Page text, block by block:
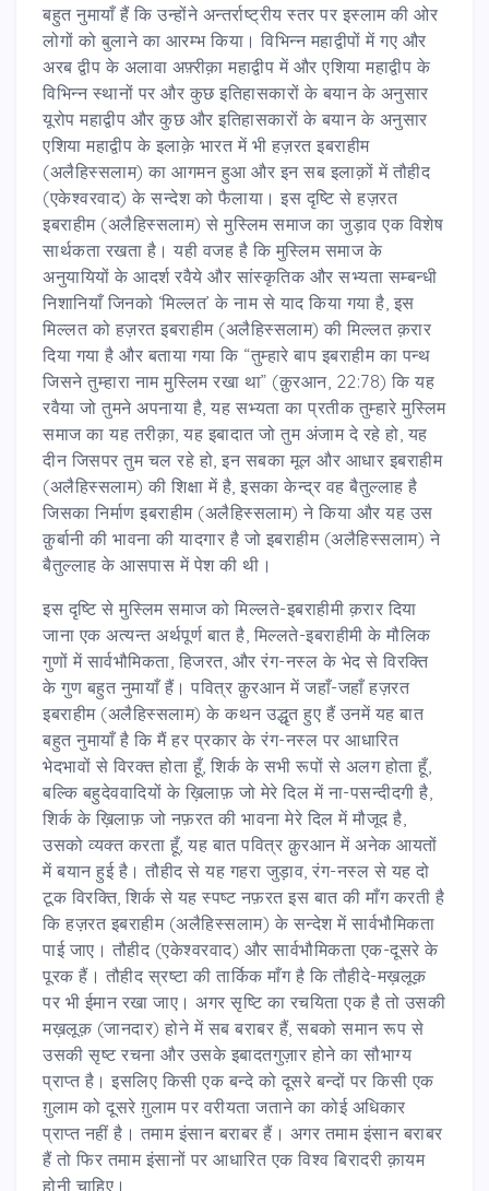
बहुत नुमायाँ हैं कि उन्होंने अन्तर्राष्ट्रीय स्तर पर इस्लाम की ओर
लोगों को बुलाने का आरम्भ किया। विभिन्न महाद्वीपों में गए और
अरब द्वीप के अलावा अफ़्रीक़ा महाद्वीप में और एशिया महाद्वीप के
विभिन्न स्थानों पर और कुछ इतिहासकारों के बयान के अनुसार
यूरोप महाद्वीप और कुछ और इतिहासकारों के बयान के अनुसार
एशिया महाद्वीप के इलाक़े भारत में भी हज़रत इबराहीम
(अलैहिस्सलाम) का आगमन हुआ और इन सब इलाक़ों में तौहीद
(एकेश्वरवाद) के सन्देश को फैलाया। इस दृष्टि से हज़रत
इबराहीम (अलैहिस्सलाम) से मुस्लिम समाज का जुड़ाव एक विशेष
सार्थकता रखता है। यही वजह है कि मुस्लिम समाज के
अनुयायियों के आदर्श रवैये और सांस्कृतिक और सभ्यता सम्बन्धी
निशानियाँ जिनको ‘मिल्लत’ के नाम से याद किया गया है, इस
मिल्लत को हज़रत इबराहीम (अलैहिस्सलाम) की मिल्लत क़रार
दिया गया है और बताया गया कि “तुम्हारे बाप इबराहीम का पन्थ
जिसने तुम्हारा नाम मुस्लिम रखा था” (क़ुरआन, 22:78) कि यह
रवैया जो तुमने अपनाया है, यह सभ्यता का प्रतीक तुम्हारे मुस्लिम
समाज का यह तरीक़ा, यह इबादात जो तुम अंजाम दे रहे हो, यह
दीन जिसपर तुम चल रहे हो, इन सबका मूल और आधार इबराहीम
(अलैहिस्सलाम) की शिक्षा में है, इसका केन्द्र वह बैतुल्लाह है
जिसका निर्माण इबराहीम (अलैहिस्सलाम) ने किया और यह उस
क़ुर्बानी की भावना की यादगार है जो इबराहीम (अलैहिस्सलाम) ने
बैतुल्लाह के आसपास में पेश की थी।
इस दृष्टि से मुस्लिम समाज को मिल्लते-इबराहीमी क़रार दिया
जाना एक अत्यन्त अर्थपूर्ण बात है, मिल्लते-इबराहीमी के मौलिक
गुणों में सार्वभौमिकता, हिजरत, और रंग-नस्ल के भेद से विरक्ति
के गुण बहुत नुमायाँ हैं। पवित्र क़ुरआन में जहाँ-जहाँ हज़रत
इबराहीम (अलैहिस्सलाम) के कथन उद्धृत हुए हैं उनमें यह बात
बहुत नुमायाँ है कि मैं हर प्रकार के रंग-नस्ल पर आधारित
भेदभावों से विरक्त होता हूँ, शिर्क के सभी रूपों से अलग होता हूँ,
बल्कि बहुदेववादियों के ख़िलाफ़ जो मेरे दिल में ना-पसन्दीदगी है,
शिर्क के ख़िलाफ़ जो नफ़रत की भावना मेरे दिल में मौजूद है,
उसको व्यक्त करता हूँ, यह बात पवित्र क़ुरआन में अनेक आयतों
में बयान हुई है। तौहीद से यह गहरा जुड़ाव, रंग-नस्ल से यह दो
टूक विरक्ति, शिर्क से यह स्पष्ट नफ़रत इस बात की माँग करती है
कि हज़रत इबराहीम (अलैहिस्सलाम) के सन्देश में सार्वभौमिकता
पाई जाए। तौहीद (एकेश्वरवाद) और सार्वभौमिकता एक-दूसरे के
पूरक हैं। तौहीद स्रष्टा की तार्किक माँग है कि तौहीदे-मख़लूक़
पर भी ईमान रखा जाए। अगर सृष्टि का रचयिता एक है तो उसकी
मख़लूक़ (जानदार) होने में सब बराबर हैं, सबको समान रूप से
उसकी सृष्ट रचना और उसके इबादतगुज़ार होने का सौभाग्य
प्राप्त है। इसलिए किसी एक बन्दे को दूसरे बन्दों पर किसी एक
ग़ुलाम को दूसरे ग़ुलाम पर वरीयता जताने का कोई अधिकार
प्राप्त नहीं है। तमाम इंसान बराबर हैं। अगर तमाम इंसान बराबर
हैं तो फिर तमाम इंसानों पर आधारित एक विश्व बिरादरी क़ायम
होनी चाहिए।